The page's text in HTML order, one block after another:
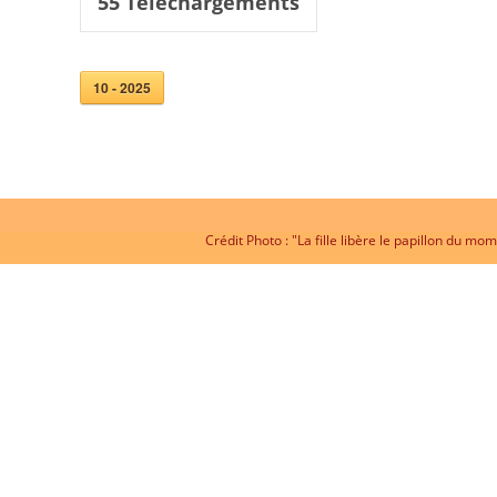
10 - 2025
Crédit Photo : "La fille libère le papillon du